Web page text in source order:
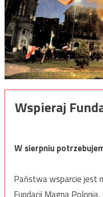
Wspieraj
W sierpniu
Państwa wsparcie jest